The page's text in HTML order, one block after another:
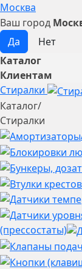
Москва
Ваш город
Каталог
Клиентам
Стиралки
Каталог/
Стиралки
(прессостаты)